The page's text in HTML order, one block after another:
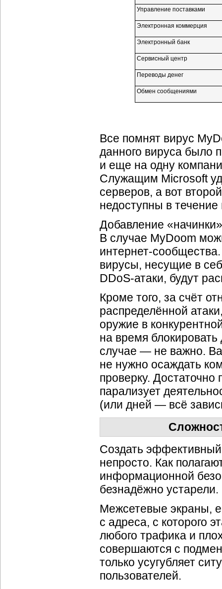
Управление поставками
Электронная коммерция
Электронный банк
Сервисный центр
Переводы денег
Обмен сообщениями
Все помнят вирус
данного вируса было
и еще на одну
Служащим Microsoft
серверов, а вот
недоступны в
Добавление
В случае MyDoom
интернет-сообщества
вирусы, несущие в
DDoS-атаки, будут
Кроме того, за счёт
распределённой
оружие в
на время
случае — не важно.
не нужно осаждать
проверку.
парализует
(или дней — всё
Создать
непросто. Как
информационной
безнадёжно устарели.
Межсетевые экраны,
с адреса, с которого
любого трафика и
совершаются с
только усугубляет
пользователей.